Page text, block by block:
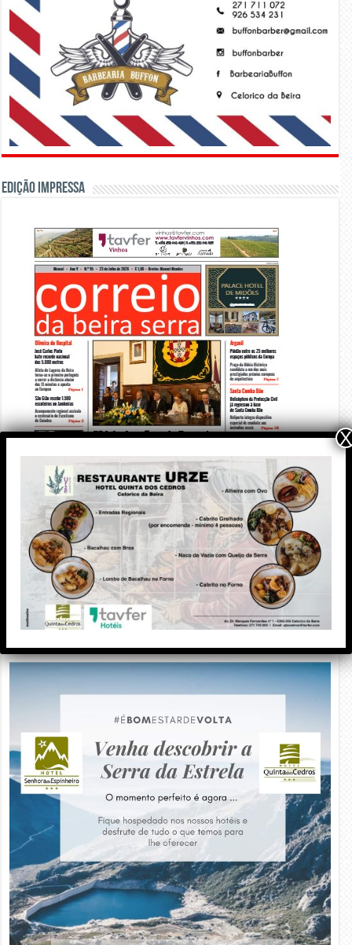
Edição Impressa
PUBLICIDADE
X